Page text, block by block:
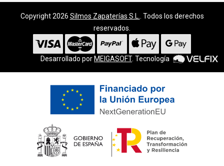
Copyright 2026 Silmos Zapaterías S.L.
. Todos los derechos
reservados.
Desarrollado porMEIGASOFT. Tecnología